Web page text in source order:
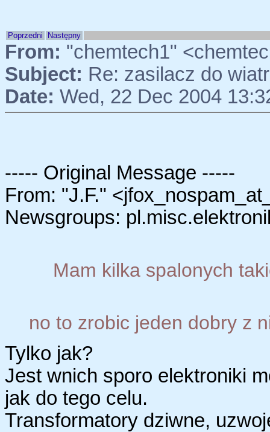
Poprzedni Następny
From: "chemtech1"
Subject: Re: zasilacz do
Date: Wed, 22 Dec 2004
----- Original Message -----
From: "J.F."
Newsgroups:
Mam kilka spalonych
no to zrobic jeden dobry z
Tylko jak?
Jest wnich sporo elektroniki
jak do tego celu.
Transformatory dziwne,